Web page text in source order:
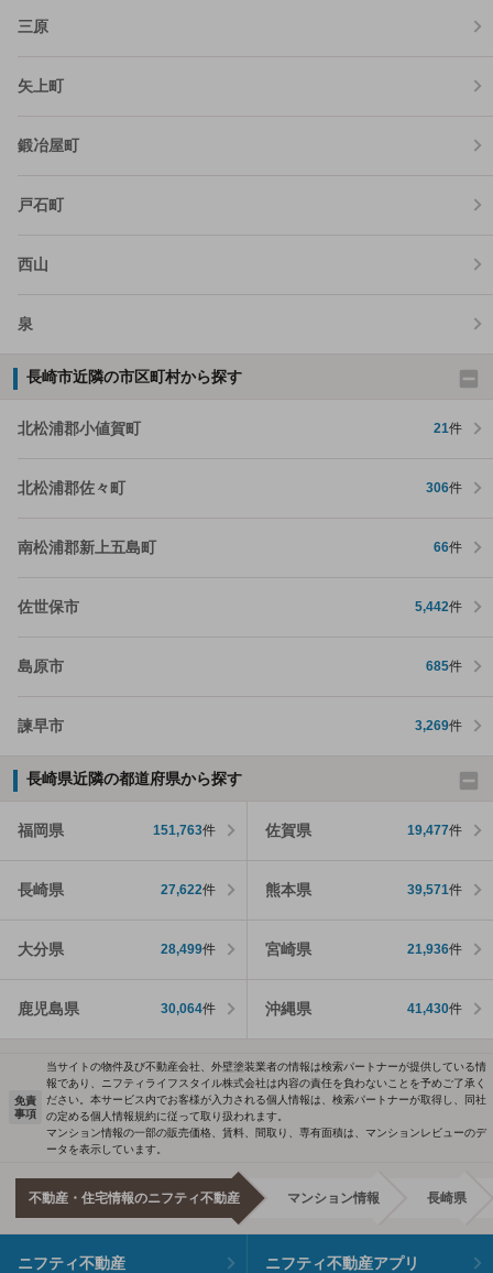
三原
矢上町
鍛冶屋町
戸石町
西山
泉
長崎市近隣の市区町村から探す
北松浦郡小値賀町 21件
北松浦郡佐々町 306件
南松浦郡新上五島町 66件
佐世保市 5,442件
島原市 685件
諫早市 3,269件
長崎県近隣の都道府県から探す
福岡県 151,763件 佐賀県 19,477件
長崎県 27,622件 熊本県 39,571件
大分県 28,499件 宮崎県 21,936件
鹿児島県 30,064件 沖縄県 41,430件
免責
事項
当サイトの物件及び不動産会社、外壁塗装業者の情報は検索パートナーが提供している情
報であり、ニフティライフスタイル株式会社は内容の責任を負わないことを予めご了承く
ださい。本サービス内でお客様が入力される個人情報は、検索パートナーが取得し、同社
の定める個人情報規約に従って取り扱われます。
マンション情報の一部の販売価格、賃料、間取り、専有面積は、マンションレビューのデ
ータを表示しています。
不動産・住宅情報のニフティ不動産 マンション情報 長崎県
ニフティ不動産 ニフティ不動産アプリ